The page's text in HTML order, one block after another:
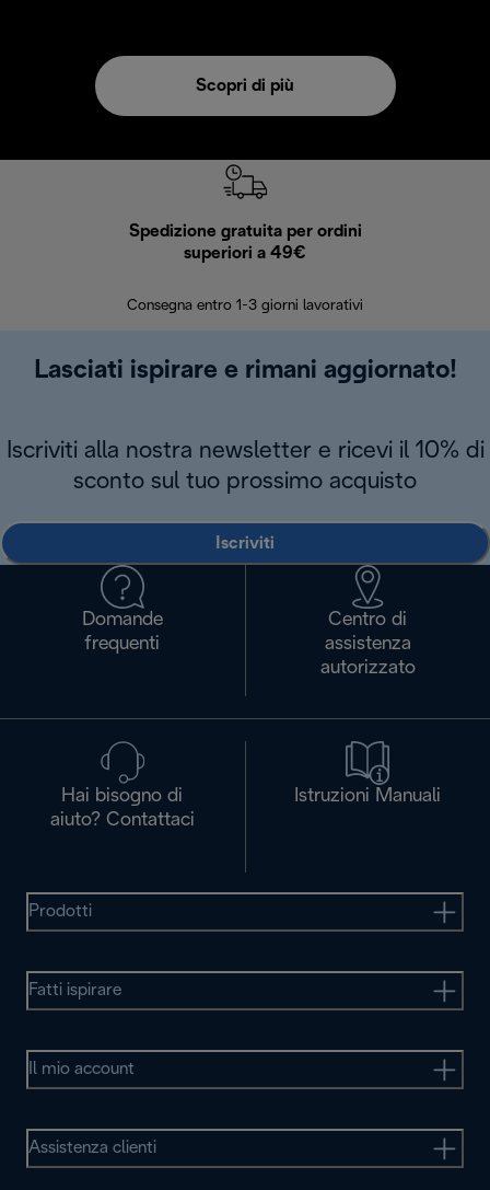
Scopri di più
Spedizione gratuita per ordini
superiori a 49€
Consegna entro 1-3 giorni lavorativi
Lasciati ispirare e rimani aggiornato!
Iscriviti alla nostra newsletter e ricevi il 10% di
sconto sul tuo prossimo acquisto
Iscriviti
Domande
frequenti
Centro di
assistenza
autorizzato
Hai bisogno di
aiuto? Contattaci
Istruzioni Manuali
Prodotti
Fatti ispirare
Il mio account
Assistenza clienti